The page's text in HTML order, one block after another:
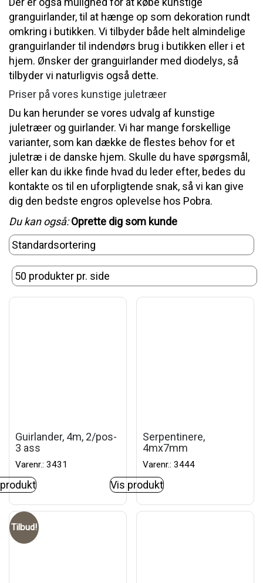
granguirlander, til at hænge op som dekoration rundt
omkring i butikken. Vi tilbyder både helt almindelige
granguirlander til indendørs brug i butikken eller i et
hjem. Ønsker der granguirlander med diodelys, så
tilbyder vi naturligvis også dette.
Priser på vores kunstige juletræer
Du kan herunder se vores udvalg af kunstige
juletræer og guirlander. Vi har mange forskellige
varianter, som kan dække de flestes behov for et
juletræ i de danske hjem. Skulle du have spørgsmål,
eller kan du ikke finde hvad du leder efter, bedes du
kontakte os til en uforpligtende snak, så vi kan give
dig den bedste engros oplevelse hos Pobra.
Du kan også: Oprette dig som kunde
Guirlander, 4m, 2/pos-
3 ass
Varenr.: 3431
Serpentinere,
4mx7mm
Varenr.: 3444
Vis produkt
Tilbud!